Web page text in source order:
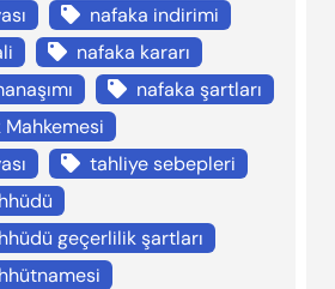
nafaka indirimi
nafaka kararı
nafaka şartları
Mahkemesi
tahliye sebepleri
geçerlilik şartları